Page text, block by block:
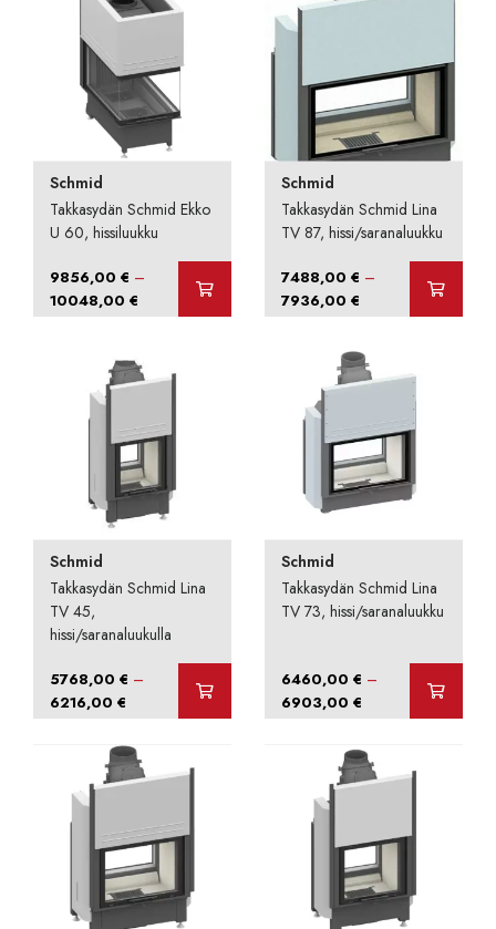
Schmid
Takkasydän Schmid Ekko
U 60, hissiluukku
9856,00€ –
10048,00€ Hintaluokka:
9856,00 €
10048,00 €
Schmid
Takkasydän Schmid Lina
TV 87, hissi/saranaluukku
7488,00€ –
7936,00€ Hintaluokka:
7488,00 €
7936,00 €
Schmid
Takkasydän Schmid Lina
TV 45,
hissi/saranaluukulla
5768,00€ –
6216,00€ Hintaluokka:
5768,00 €
-
6216,00 €
Schmid
Takkasydän Schmid Lina
TV 73, hissi/saranaluukku
6460,00€ –
6903,00€ Hintaluokka:
6460,00 €
-
6903,00 €